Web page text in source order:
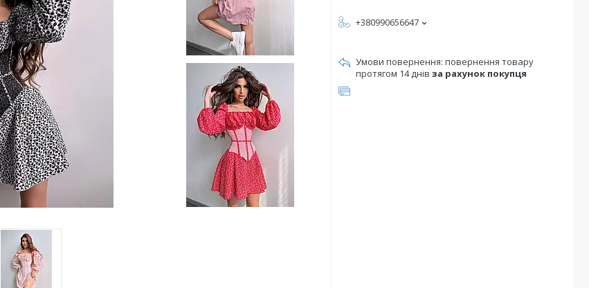
+380990656647
повернення товару
протягом 14 днів за рахунок покупця